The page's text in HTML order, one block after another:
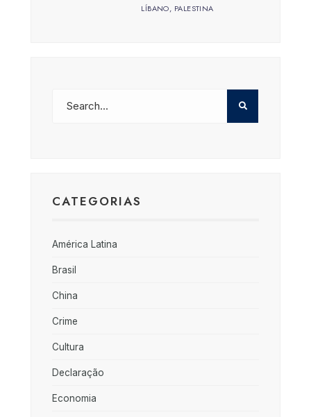
LÍBANO, PALESTINA
CATEGORIAS
América Latina
Brasil
China
Crime
Cultura
Declaração
Economia